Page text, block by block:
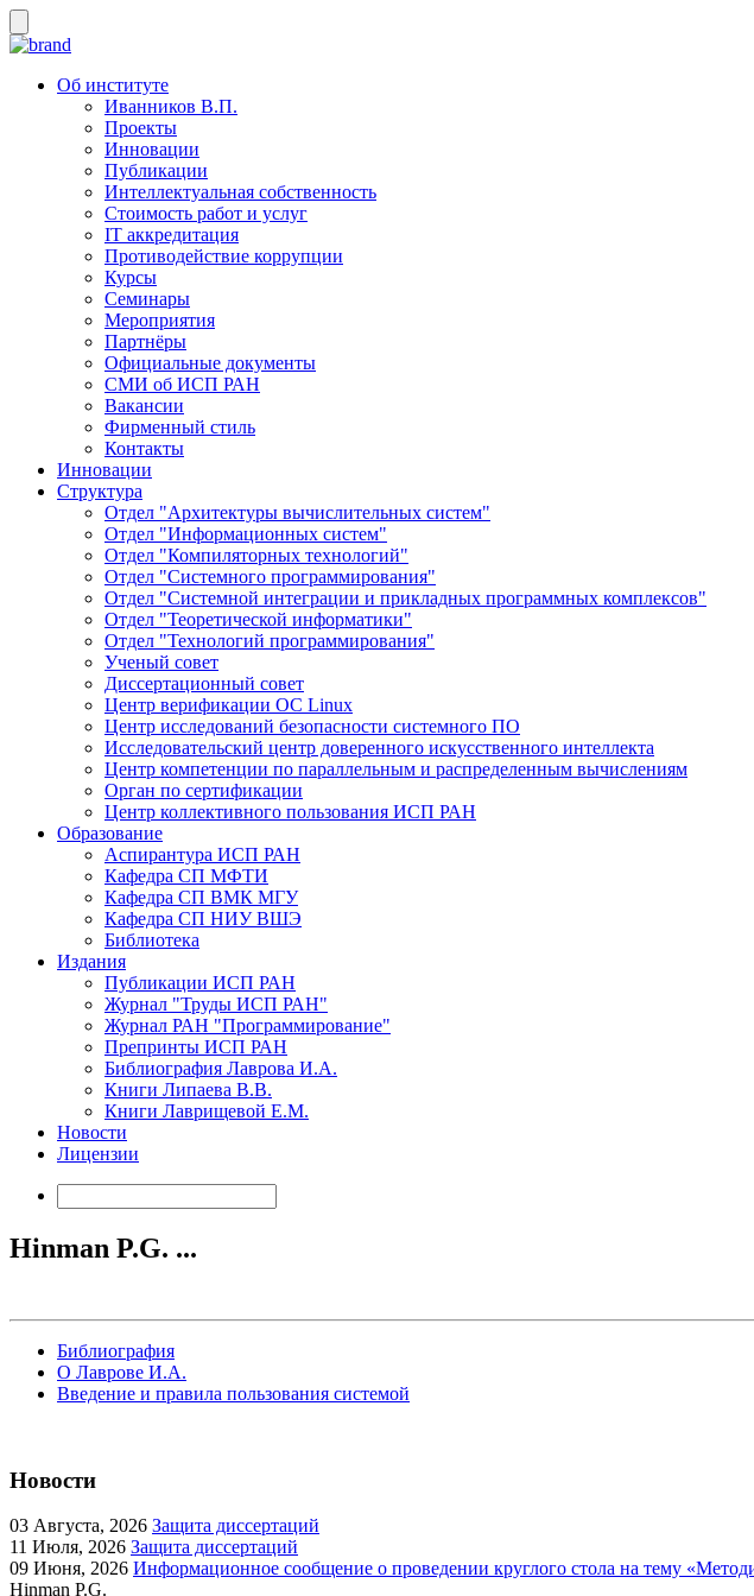
Об институте
Иванников В.П.
Проекты
Инновации
Публикации
Интеллектуальная собственность
Стоимость работ и услуг
IT аккредитация
Противодействие коррупции
Курсы
Семинары
Мероприятия
Партнёры
Официальные документы
СМИ об ИСП РАН
Вакансии
Фирменный стиль
Контакты
Инновации
Структура
Отдел "Архитектуры вычислительных систем"
Отдел "Информационных систем"
Отдел "Компиляторных технологий"
Отдел "Системного программирования"
Отдел "Системной интеграции и прикладных программных комплексов"
Отдел "Теоретической информатики"
Отдел "Технологий программирования"
Ученый совет
Диссертационный совет
Центр верификации ОС Linux
Центр исследований безопасности системного ПО
Исследовательский центр доверенного искусственного интеллекта
Центр компетенции по параллельным и распределенным вычислениям
Орган по сертификации
Центр коллективного пользования ИСП РАН
Образование
Аспирантура ИСП РАН
Кафедра СП МФТИ
Кафедра СП ВМК МГУ
Кафедра СП НИУ ВШЭ
Библиотека
Издания
Публикации ИСП РАН
Журнал "Труды ИСП РАН"
Журнал РАН "Программирование"
Препринты ИСП РАН
Библиография Лаврова И.А.
Книги Липаева В.В.
Книги Лаврищевой Е.М.
Новости
Лицензии
Hinman P.G. ...
Библиография
О Лаврове И.А.
Введение и правила пользования системой
Новости
03 Августа, 2026 Защита диссертаций
11 Июля, 2026 Защита диссертаций
09 Июня, 2026 Информационное сообщение о проведении круглого стола на тему
Hinman P.G.